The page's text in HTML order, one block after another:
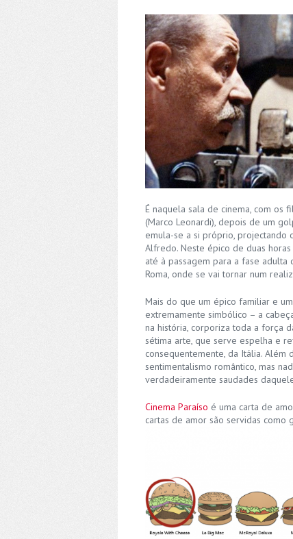
É naquela sala de cinema, com os
(Marco Leonardi), depois de um
emula-se a si próprio,
Alfredo. Neste épico de duas
até à passagem para a fase
Roma, onde se vai tornar num
Mais do que um épico familiar e
extremamente simbólico – a
na história, corporiza toda a força
sétima arte, que serve espelha e
consequentemente, da Itália. Além
sentimentalismo romântico, mas
verdadeiramente saudades
Cinema Paraíso é uma carta de
cartas de amor são servidas como